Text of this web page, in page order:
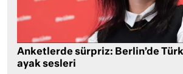
Anketlerde sürpriz: Berlin’de Türk
ayak sesleri